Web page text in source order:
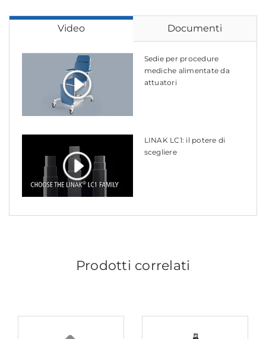
Video Documenti
Sedie per procedure
mediche alimentate da
attuatori
LINAK LC1: il potere di
scegliere
Prodotti correlati